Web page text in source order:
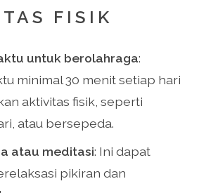
FISIK
untuk berolahraga:
minimal 30 menit setiap hari
aktivitas fisik, seperti
atau bersepeda.
atau meditasi: Ini dapat
pikiran dan